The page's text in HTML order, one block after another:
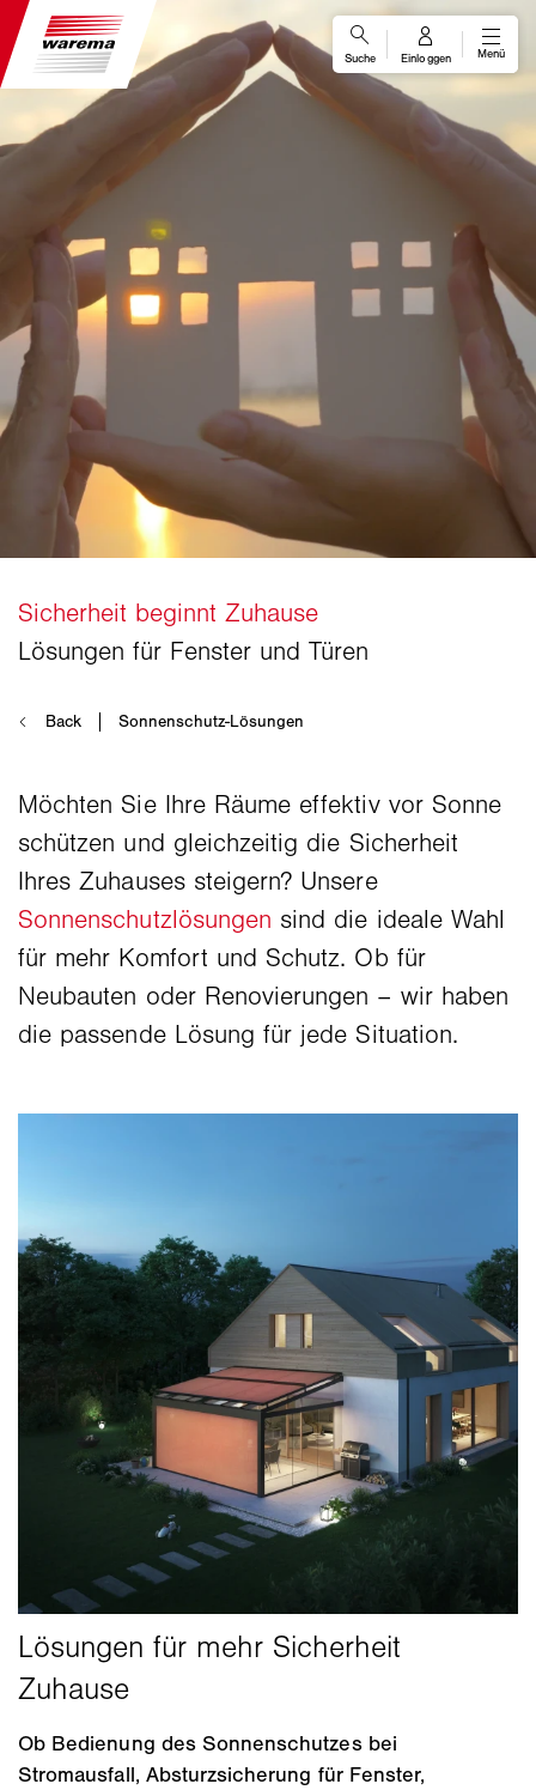
Möchten Sie Ihre Räume effektiv vor Sonne
schützen und gleichzeitig die Sicherheit
Ihres Zuhauses steigern? Unsere
Sonnenschutzlösungen sind die ideale Wahl
für mehr Komfort und Schutz. Ob für
Neubauten oder Renovierungen – wir haben
die passende Lösung für jede Situation.
Ob Bedienung des Sonnenschutzes bei
Stromausfall, Absturzsicherung für Fenster,